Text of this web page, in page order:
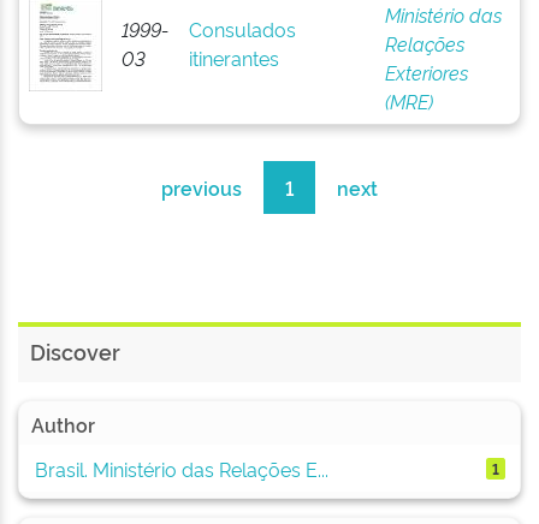
1999-
03
Consulados
itinerantes
Ministério das
Relações
Exteriores
(MRE)
previous 1 next
Discover
Author
Brasil. Ministério das Relações E...
1